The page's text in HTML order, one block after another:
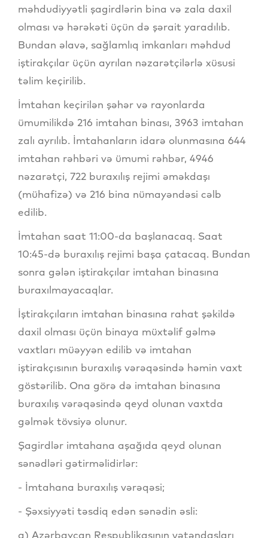
məhdudiyyətli şagirdlərin bina və zala daxil
olması və hərəkəti üçün də şərait yaradılıb.
Bundan əlavə, sağlamlıq imkanları məhdud
iştirakçılar üçün ayrılan nəzarətçilərlə xüsusi
təlim keçirilib.
İmtahan keçirilən şəhər və rayonlarda
ümumilikdə 216 imtahan binası, 3963 imtahan
zalı ayrılıb. İmtahanların idarə olunmasına 644
imtahan rəhbəri və ümumi rəhbər, 4946
nəzarətçi, 722 buraxılış rejimi əməkdaşı
(mühafizə) və 216 bina nümayəndəsi cəlb
edilib.
İmtahan saat 11:00-da başlanacaq. Saat
10:45-də buraxılış rejimi başa çatacaq. Bundan
sonra gələn iştirakçılar imtahan binasına
buraxılmayacaqlar.
İştirakçıların imtahan binasına rahat şəkildə
daxil olması üçün binaya müxtəlif gəlmə
vaxtları müəyyən edilib və imtahan
iştirakçısının buraxılış vərəqəsində həmin vaxt
göstərilib. Ona görə də imtahan binasına
buraxılış vərəqəsində qeyd olunan vaxtda
gəlmək tövsiyə olunur.
Şagirdlər imtahana aşağıda qeyd olunan
sənədləri gətirməlidirlər:
- İmtahana buraxılış vərəqəsi;
- Şəxsiyyəti təsdiq edən sənədin əsli:
a) Azərbaycan Respublikasının vətəndaşları